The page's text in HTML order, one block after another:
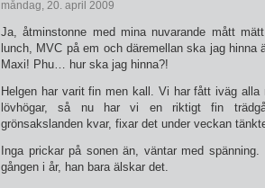
måndag, 20. april 2009
Ja, åtminstonne med mina nuvarande mått
lunch, MVC på em och däremellan ska jag hinna
Maxi! Phu… hur ska jag hinna?!
Helgen har varit fin men kall. Vi har fått iväg alla
lövhögar, så nu har vi en riktigt fin
grönsakslanden kvar, fixar det under veckan
Inga prickar på sonen än, väntar med
gången i år, han bara älskar det.